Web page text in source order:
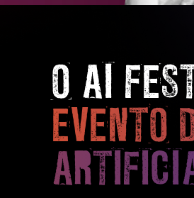
O AI
EVENTO